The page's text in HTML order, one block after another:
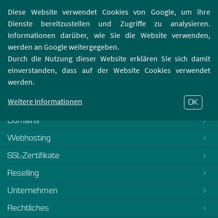
Diese Website verwendet Cookies von Google, um ihre
Dienste bereitzustellen und Zugriffe zu analysieren.
Informationen darüber, wie Sie die Website verwenden,
werden an Google weitergegeben.
Durch die Nutzung dieser Website erklären Sie sich damit
einverstanden, dass auf der Website Cookies verwendet
werden.
Weitere Informationen
OK
404-Fehler
kontaktieren Sie unseren
Domains
Webhosting
SSL-Zertifikate
Reselling
Unternehmen
Rechtliches